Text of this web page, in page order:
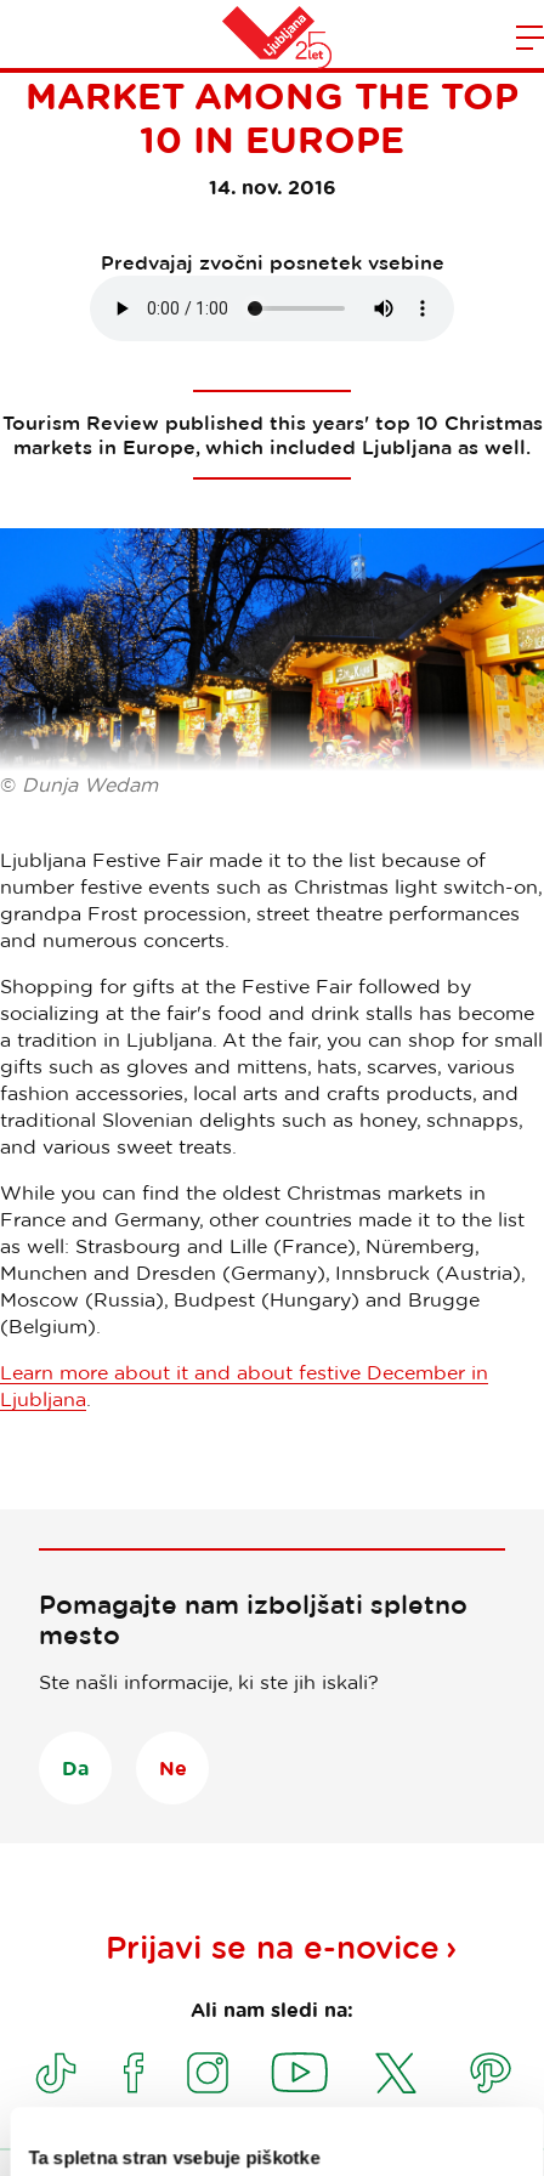
Ta spletna stran vsebuje piškotke
Domov
LJUBLJANA'S CHRISTMAS
MARKET AMONG THE TOP
10 IN EUROPE
14. nov. 2016
Predvajaj zvočni posnetek vsebine
Tourism Review published this years' top 10 Christmas
markets in Europe, which included Ljubljana as well.
© Dunja Wedam
Ljubljana Festive Fair made it to the list because of
number festive events such as Christmas light switch-on,
grandpa Frost procession, street theatre performances
and numerous concerts.
Shopping for gifts at the Festive Fair followed by
socializing at the fair's food and drink stalls has become
a tradition in Ljubljana. At the fair, you can shop for small
gifts such as gloves and mittens, hats, scarves, various
fashion accessories, local arts and crafts products, and
traditional Slovenian delights such as honey, schnapps,
and various sweet treats.
While you can find the oldest Christmas markets in
France and Germany, other countries made it to the list
as well: Strasbourg and Lille (France), Nüremberg,
Munchen and Dresden (Germany), Innsbruck (Austria),
Moscow (Russia), Budpest (Hungary) and Brugge
(Belgium).
Learn more about it and about festive December in
Ljubljana
Pomagajte nam izboljšati spletno
mesto
Ste našli informacije, ki ste jih iskali?
Da Ne
Prijavi se na e-novice
Ali nam sledi na: